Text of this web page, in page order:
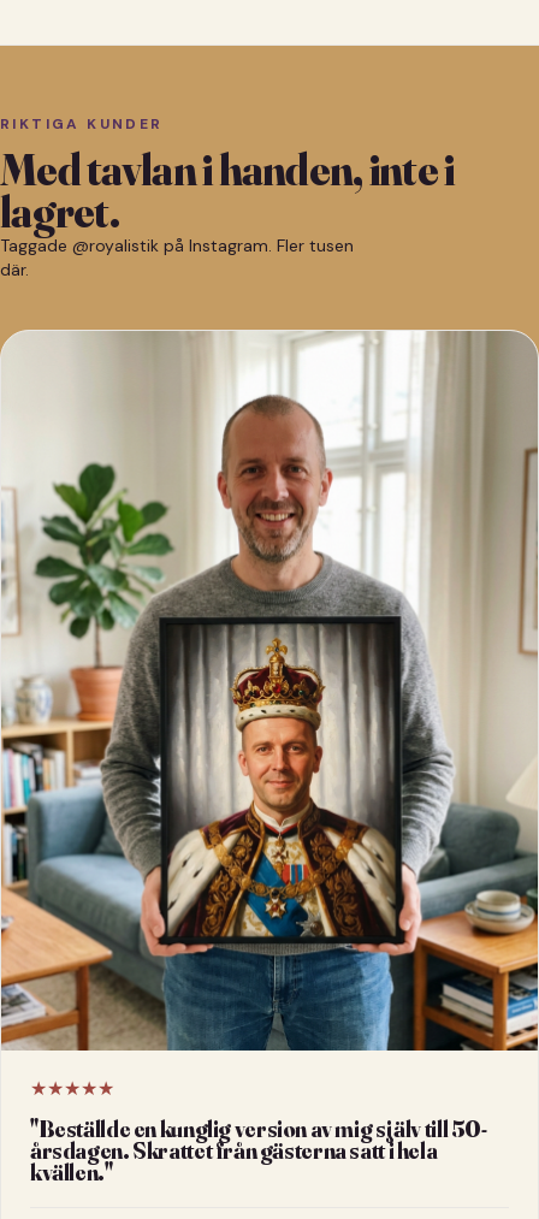
RIKTIGA KUNDER
Med tavlan i handen, inte i
lagret.
Taggade @royalistik på Instagram. Fler tusen
där.
★★★★★
"Beställde en kunglig version av mig själv till 50-
årsdagen. Skrattet från gästerna satt i hela
kvällen."